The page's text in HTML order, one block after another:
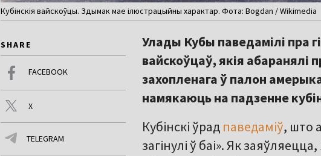
Кубінскія вайскоўцы. Здымак мае ілюстрацыйны характар. Фота: Bogdan / Wikimedia
SHARE
FACEBOOK
X
TELEGRAM
Улады Кубы паведамілі пра
вайскоўцаў, якія абаранялі
захопленага ў палон
намякаюць на падзенне
Кубінскі ўрад паведаміў, што
загінулі ў баі». Як